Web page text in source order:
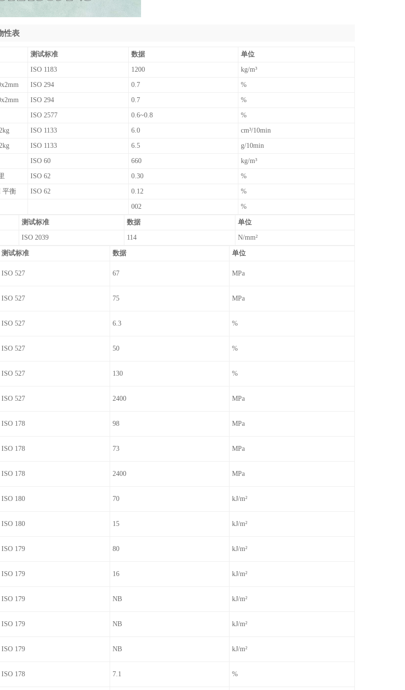
性表
测试标准 数据 单位
ISO 1183 1200 kg/m³
ISO 294 0.7 %
ISO 294 0.7 %
ISO 2577 0.6~0.8 %
ISO 1133 6.0 cm³/10min
ISO 1133 6.5 g/10min
ISO 60 660 kg/m³
ISO 62 0.30 %
平衡 ISO 62 0.12 %
002 %
测试标准 数据 单位
ISO 2039 114 N/mm²
测试标准 数据 单位
ISO 527 67 MPa
ISO 527 75 MPa
ISO 527 6.3 %
ISO 527 50 %
ISO 527 130 %
ISO 527 2400 MPa
ISO 178 98 MPa
ISO 178 73 MPa
ISO 178 2400 MPa
ISO 180 70 kJ/m²
ISO 180 15 kJ/m²
ISO 179 80 kJ/m²
ISO 179 16 kJ/m²
ISO 179 NB kJ/m²
ISO 179 NB kJ/m²
ISO 179 NB kJ/m²
ISO 178 7.1 %